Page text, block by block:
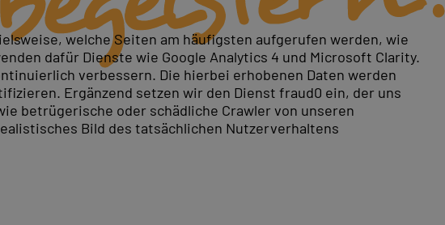
welche Seiten am häufigsten aufgerufen werden, wie
dafür Dienste wie Google Analytics 4 und Microsoft Clarity.
verbessern. Die hierbei erhobenen Daten werden
Ergänzend setzen wir den Dienst fraud0 ein, der uns
betrügerische oder schädliche Crawler von unseren
Bild des tatsächlichen Nutzerverhaltens